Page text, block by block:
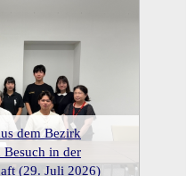
Iwama
(30. Juli
dem Bezirk
in der
(29. Juli 2026)
anlässlich des
der
dem 22.
Bezirk
einer
die
der Stadt
Land Salzburg
und
Japanische
2026)
72.
japanischen
(8. Juli
Botschafter
Vorhofer (6.
Iwama in
Besuch
in Lilienfeld
Botschafter
der
(25.
Graz (7. Juli 2026)